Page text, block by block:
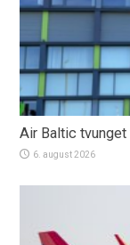
Air Baltic
6. august 2026